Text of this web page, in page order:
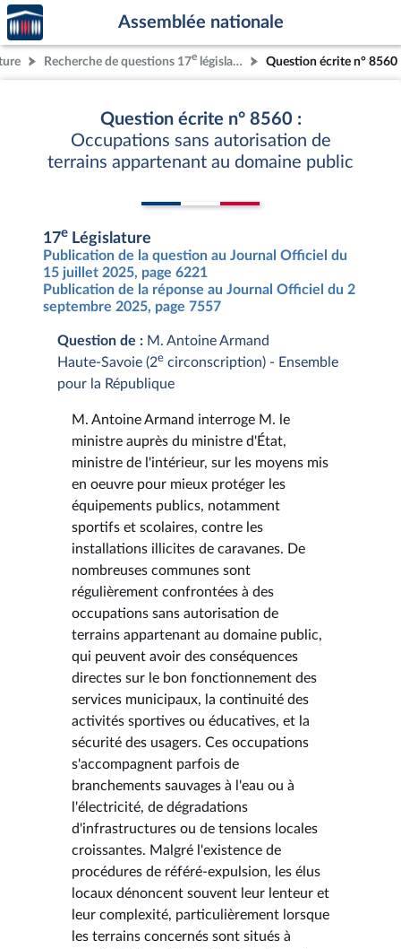
Aller au contenu
Aller en bas de la page
Accèder
à la
page
d'accueil
Assemblée nationale
Recherche de questions 17e législature Question écrite n° 8560
Question écrite n° 8560 :
Occupations sans autorisation de
terrains appartenant au domaine public
17e Législature
Publication de la question au Journal Officiel du
15 juillet 2025, page 6221
Publication de la réponse au Journal Officiel du 2
septembre 2025, page 7557
Question de : M. Antoine Armand
Haute-Savoie (2e circonscription) - Ensemble
pour la République
M. Antoine Armand interroge M. le
ministre auprès du ministre d'État,
ministre de l'intérieur, sur les moyens mis
en oeuvre pour mieux protéger les
équipements publics, notamment
sportifs et scolaires, contre les
installations illicites de caravanes. De
nombreuses communes sont
régulièrement confrontées à des
occupations sans autorisation de
terrains appartenant au domaine public,
qui peuvent avoir des conséquences
directes sur le bon fonctionnement des
services municipaux, la continuité des
activités sportives ou éducatives, et la
sécurité des usagers. Ces occupations
s'accompagnent parfois de
branchements sauvages à l'eau ou à
l'électricité, de dégradations
d'infrastructures ou de tensions locales
croissantes. Malgré l'existence de
procédures de référé-expulsion, les élus
locaux dénoncent souvent leur lenteur et
leur complexité, particulièrement lorsque
les terrains concernés sont situés à